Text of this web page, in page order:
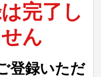
完了し
ん
登録いただ